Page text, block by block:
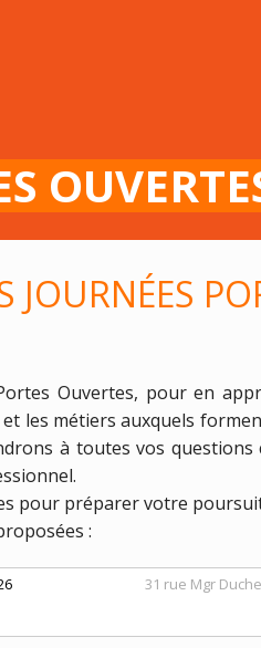
Ouvertes, pour en
les métiers auxquels forment
à toutes vos questions
pour préparer votre
:
31 rue Mgr